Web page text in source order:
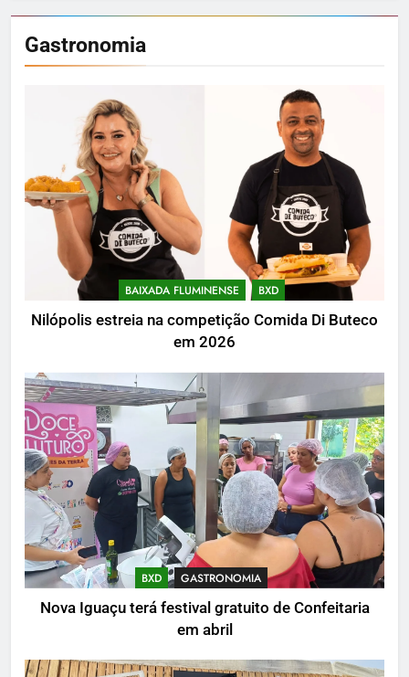
Gastronomia
BAIXADA FLUMINENSE BXD
Nilópolis estreia na competição Comida Di Buteco
em 2026
BXD GASTRONOMIA
Nova Iguaçu terá festival gratuito de Confeitaria
em abril